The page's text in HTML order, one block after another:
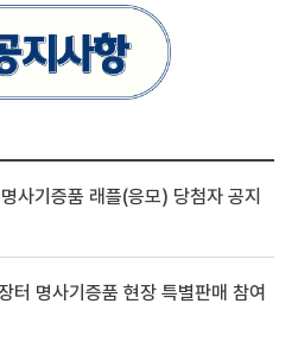
사기증품 래플(응모) 당첨자 공지
명사기증품 현장 특별판매 참여